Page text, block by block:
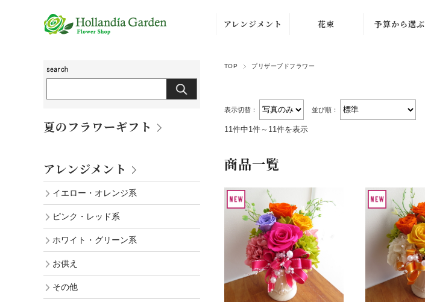
アレンジメント
ンジ系
系
ホワイト・グリ
その他
花束
ンジ系
系
ホワイト・グリ
お供え
その他
予算から選ぶ
8,800円～
22,000円～
66,000円
TOP プリザーブドフラワー
表示切替： 並び順：
11件中1件～11件を表示
商品一覧
夏のフラワーギフト
アレンジメント
イエロー・オレンジ系
ピンク・レッド系
ホワイト・グリーン系
お供え
その他